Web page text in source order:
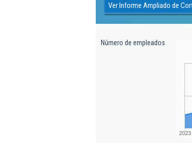
Ver Informe Ampliado de
Número de empleados
2023